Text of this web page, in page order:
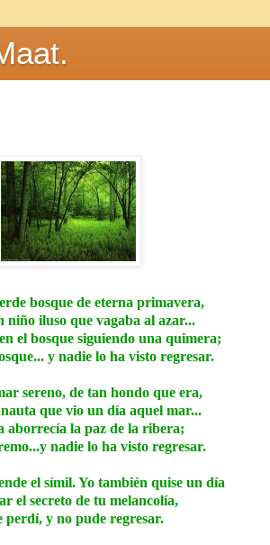
bosque de eterna primavera,
niño iluso que vagaba al azar...
el bosque siguiendo una quimera;
y nadie lo ha visto regresar.
sereno, de tan hondo que era,
que vio un día aquel mar...
aborrecía la paz de la ribera;
nadie lo ha visto regresar.
el símil. Yo también quise un día
el secreto de tu melancolía,
perdí, y no pude regresar.